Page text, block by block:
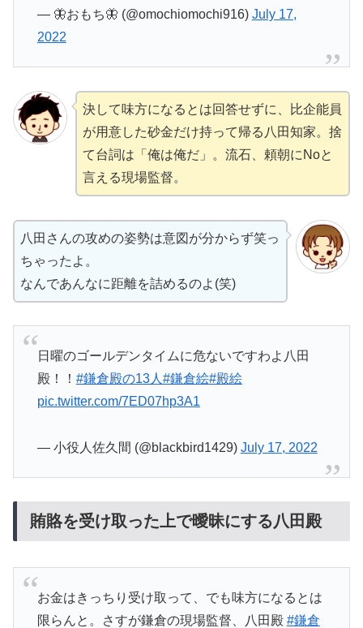
— ️️️🦋おもち🦋 (@omochiomochi916) July 17,
2022
決して味方になるとは回答せずに、比企能員
が用意した砂金だけ持って帰る八田知家。捨
て台詞は「俺は俺だ」。流石、頼朝にNoと
言える現場監督。
八田さんの攻めの姿勢は意図が分からず笑っ
ちゃったよ。
なんであんなに距離を詰めるのよ(笑)
日曜のゴールデンタイムに危ないですわよ八田
殿！！ #鎌倉殿の13人 #鎌倉絵#殿絵
pic.twitter.com/7ED07hp3A1
— 小役人佐久間 (@blackbird1429) July 17, 2022
賄賂を受け取った上で曖昧にする八田殿
お金はきっちり受け取って、でも味方になるとは
限らんと。さすが鎌倉の現場監督、八田殿 #鎌倉